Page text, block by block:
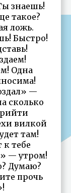
знаешь!
такое?
ложь.
Быстро!
Одна
—
сколько
вилкой
там!
тебе
— утром!
Думаю?
прочь